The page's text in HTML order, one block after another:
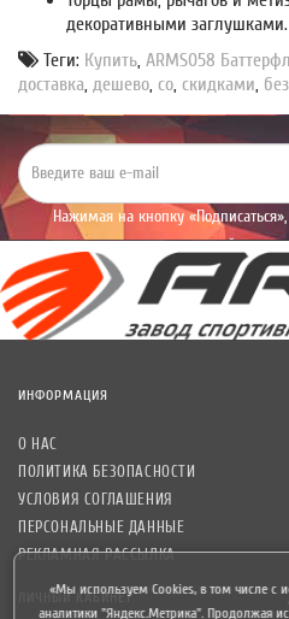
декоративными заглушками.
Теги: Купить, ARMS058
доставка, дешево, со, скидками, без
Нажимая на кнопку
уведомлений
ИНФОРМАЦИЯ
О НАС
ПОЛИТИКА БЕЗОПАСНОСТИ
УСЛОВИЯ СОГЛАШЕНИЯ
ПЕРСОНАЛЬНЫЕ ДАННЫЕ
РЕКЛАМНАЯ РАССЫЛКА
ЛИЧНЫЙ КАБИНЕТ
«Мы используем Cookies, в том числе с
аналитики "Яндекс.Метрика". Продолжая